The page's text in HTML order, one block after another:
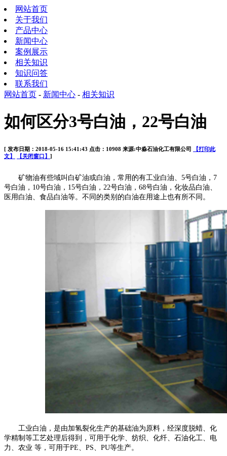
网站首页
关于我们
产品中心
新闻中心
案例展示
相关知识
知识问答
联系我们
网站首页 - 新闻中心 - 相关知识
如何区分3号白油，22号白油
[ 发布日期：2018-05-16 15:41:43 点击：10908 来源:中淼石油化工有限公司
【打印此
文】
【关闭窗口】 ]
矿物油有些域叫白矿油或白油，常用的有工业白油、 5号白油， 7
号白油， 10号白油， 15号白油， 22号白油， 68号白油，化妆品白油、
医用白油、食品白油等。不同的类别的白油在用途上也有所不同。
工业白油，是由加氢裂化生产的基础油为原料，经深度脱蜡、化
学精制等工艺处理后得到，可用于化学、纺织、化纤、石油化工、电
力、农业 等，可用于PE、 PS、 PU等生产。